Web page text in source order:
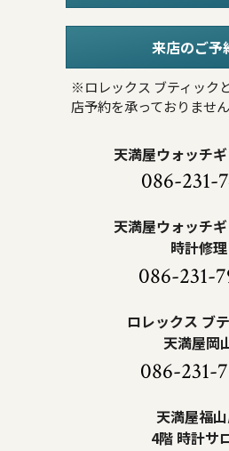
来店のご予
※ロレックス ブティック
店予約を承っておりません
天満屋ウォッチ
086-231-
天満屋ウォッチ
時計修理
086-231-
ロレックス ブ
天満屋岡
086-231-
天満屋福
4階 時計サ